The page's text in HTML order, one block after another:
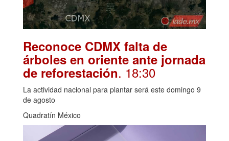
Reconoce CDMX falta de
árboles en oriente ante jornada
de reforestación. 18:30
La actividad nacional para plantar será este domingo 9
de agosto
Quadratín México